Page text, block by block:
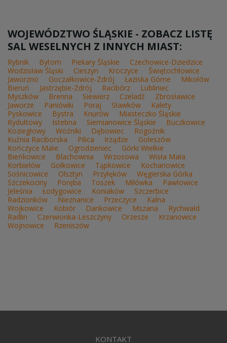
WOJEWÓDZTWO ŚLĄSKIE - ZOBACZ LISTĘ
SAL WESELNYCH Z INNYCH MIAST:
Rybnik Bytom Piekary Śląskie
Czechowice-Dziedzice
Wodzisław Śląski
Cieszyn Kroczyce
Świętochłowice
Jaworzno
Goczałkowice-Zdrój Łaziska Górne
Mikołów
Bieruń
Jastrzębie-Zdrój Racibórz
Lubliniec
Myszków
Brenna Siewierz Czeladź
Zbrosławice
Jaworze
Paniówki Poraj Sławków
Kalety
Pyskowice
Bystra Knurów
Miasteczko Śląskie
Rydułtowy
Istebna Siemianowice Śląskie
Buczkowice
Koziegłowy
Woźniki Dębowiec
Rogoźnik
Kuźnia Raciborska
Pilica Irządze
Goleszów
Kończyce Małe
Ogrodzieniec
Górki Wielkie
Bieńkowice
Blachownia Wrzosowa
Wisła Mała
Korbielów
Gołkowice Tąpkowice
Kochanowice
Sośnicowice
Olsztyn Przyłęków
Węgierska Górka
Szczekociny
Poręba Toszek Milówka
Pawłowice
Jeleśnia
Łodygowice Koniaków
Szczerbice
Radzionków
Nieznanice Przeczyce
Kalna
Wojkowice
Kobiór Dankowice Mszana
Rychwałd
Radlin
Czerwionka-Leszczyny Orzesze
Krzanowice
Wojnowice
Rzeniszów
KONTAKT